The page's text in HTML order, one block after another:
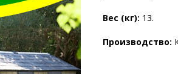
Вес (кг): 13.
Производство: